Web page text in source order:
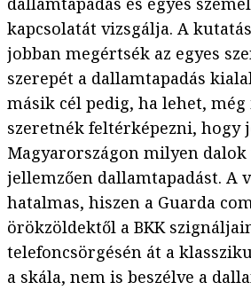
kapcsolatát vizsgálja. A
jobban megértsék az egyes
szerepét a dallamtapadás
másik cél pedig, ha lehet, még
szeretnék feltérképezni, hogy
Magyarországon milyen
jellemzően dallamtapadást. A
hatalmas, hiszen a Guarda
örökzöldektől a BKK
telefoncsörgésén át a
a skála, nem is beszélve a